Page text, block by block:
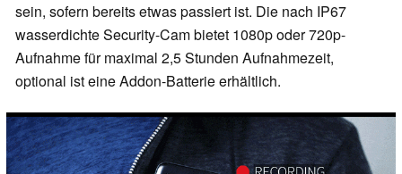
sein, sofern bereits etwas passiert ist. Die nach IP67
wasserdichte Security-Cam bietet 1080p oder 720p-
Aufnahme für maximal 2,5 Stunden Aufnahmezeit,
optional ist eine Addon-Batterie erhältlich.